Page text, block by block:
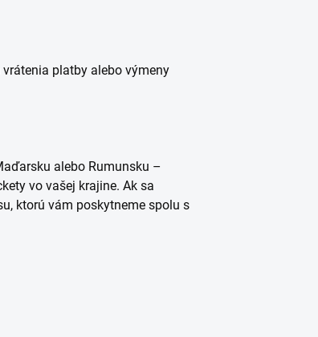
platby alebo výmeny
alebo Rumunsku –
vo vašej krajine. Ak sa
ktorú vám poskytneme spolu s